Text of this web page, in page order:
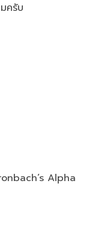
ครับ
Alpha